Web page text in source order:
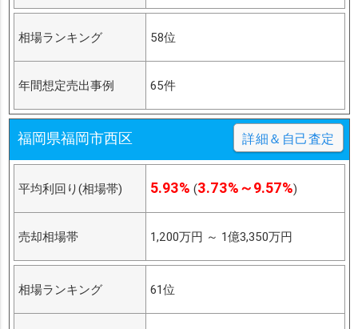
相場ランキング 58位
年間想定売出事例 65件
福岡県福岡市西区 詳細＆自己査定
平均利回り(相場帯) 5.93% (3.73%～9.57%)
売却相場帯 1,200万円 ～ 1億3,350万円
相場ランキング 61位